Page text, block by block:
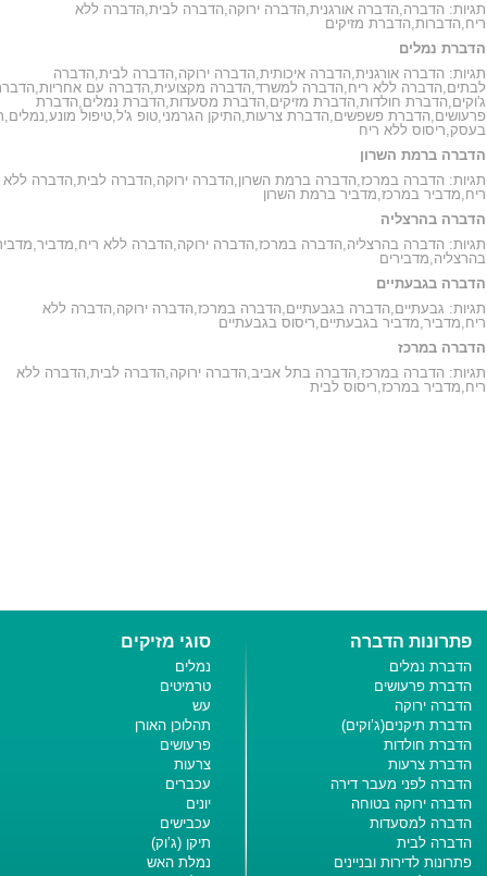
תגיות: הדברה,הדברה אורגנית,הדברה ירוקה,הדברה לבית,הדברה ללא
ריח,הדברות,הדברת מזיקים
הדברת נמלים
תגיות: הדברה אורגנית,הדברה איכותית,הדברה ירוקה,הדברה לבית,הדברה
לבתים,הדברה ללא ריח,הדברה למשרד,הדברה מקצועית,הדברה עם אחריות,
ג'וקים,הדברת חולדות,הדברת מזיקים,הדברת מסעדות,הדברת נמלים,הדברת
פרעושים,הדברת פשפשים,הדברת צרעות,התיקן הגרמני,טופ ג'ל,טיפול מונע,נמלים,
בעסק,ריסוס ללא ריח
הדברה ברמת השרון
תגיות: הדברה במרכז,הדברה ברמת השרון,הדברה ירוקה,הדברה לבית,הדברה ללא
ריח,מדביר במרכז,מדביר ברמת השרון
הדברה בהרצליה
תגיות: הדברה בהרצליה,הדברה במרכז,הדברה ירוקה,הדברה ללא ריח,מדביר,
בהרצליה,מדבירים
הדברה בגבעתיים
תגיות: גבעתיים,הדברה בגבעתיים,הדברה במרכז,הדברה ירוקה,הדברה ללא
ריח,מדביר,מדביר בגבעתיים,ריסוס בגבעתיים
הדברה במרכז
תגיות: הדברה במרכז,הדברה בתל אביב,הדברה ירוקה,הדברה לבית,הדברה ללא
ריח,מדביר במרכז,ריסוס לבית
פתרונות הדברה
הדברת נמלים
הדברת פרעושים
הדברה ירוקה
הדברת תיקנים(ג’וקים)
הדברת חולדות
הדברת צרעות
הדברה לפני מעבר דירה
הדברה ירוקה בטוחה
הדברה למסעדות
הדברה לבית
פתרונות לדירות ובניינים
סוגי מזיקים
נמלים
טרמיטים
עש
תהלוכן האורן
פרעושים
צרעות
עכברים
יונים
עכבישים
תיקן (ג’וק)
נמלת האש